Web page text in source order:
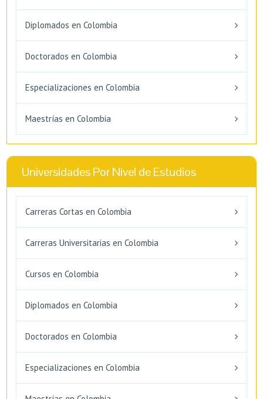
Diplomados en Colombia
Doctorados en Colombia
Especializaciones en Colombia
Maestrías en Colombia
Universidades Por Nivel de Estudios
Carreras Cortas en Colombia
Carreras Universitarias en Colombia
Cursos en Colombia
Diplomados en Colombia
Doctorados en Colombia
Especializaciones en Colombia